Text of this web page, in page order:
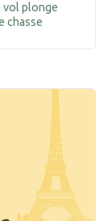
vol plonge
chasse